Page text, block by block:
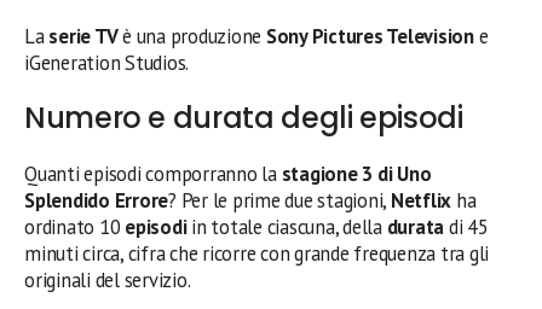
Laserie TVè una produzione Sony Pictures Televisione
iGeneration Studios.
Numero e durata degli episodi
Quanti episodi comporranno la stagione 3 di Uno
Splendido Errore? Per le prime due stagioni, Netflix ha
ordinato 10 episodiin totale ciascuna, della duratadi 45
minuti circa, cifra che ricorre con grande frequenza tra gli
originali del servizio.